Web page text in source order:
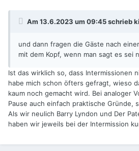
Am 13.6.2023 um 09:45 schrieb
und dann fragen die Gäste nach
mit dem Kopf, wenn man sagt es sei
Ist das wirklich so, dass Intermissionen
habe mich schon öfters gefragt, wieso
kaum noch gemacht wird. Bei analoger
Pause auch einfach praktische Gründe,
Als wir neulich Barry Lyndon und Der
haben wir jeweils bei der Intermission